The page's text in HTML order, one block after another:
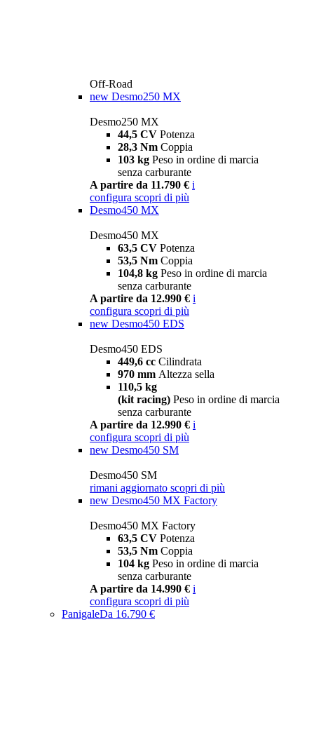
Off-Road
new Desmo250 MX
Desmo250 MX
44,5 CV Potenza
28,3 Nm Coppia
103 kg Peso in ordine di marcia
senza carburante
A partire da 11.790 € i
configura scopri di più
Desmo450 MX
Desmo450 MX
63,5 CV Potenza
53,5 Nm Coppia
104,8 kg Peso in ordine di marcia
senza carburante
A partire da 12.990 € i
configura scopri di più
new Desmo450 EDS
Desmo450 EDS
449,6 cc Cilindrata
970 mm Altezza sella
110,5 kg
(kit racing) Peso in ordine di marcia
senza carburante
A partire da 12.990 € i
configura scopri di più
new Desmo450 SM
Desmo450 SM
rimani aggiornato scopri di più
new Desmo450 MX Factory
Desmo450 MX Factory
63,5 CV Potenza
53,5 Nm Coppia
104 kg Peso in ordine di marcia
senza carburante
A partire da 14.990 € i
configura scopri di più
PanigaleDa 16.790 €